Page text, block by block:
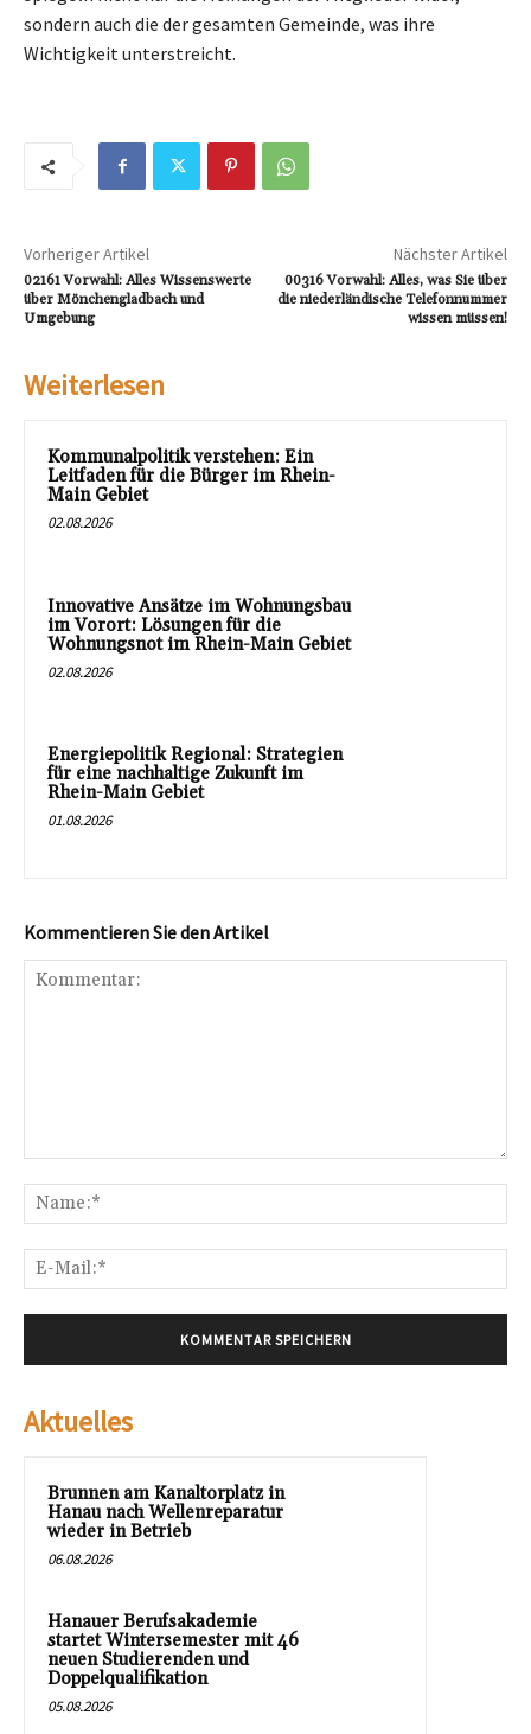
sondern auch die der gesamten Gemeinde, was ihre
Wichtigkeit unterstreicht.
Vorheriger Artikel
02161 Vorwahl: Alles Wissenswerte
über Mönchengladbach und
Umgebung
Nächster Artikel
00316 Vorwahl: Alles, was Sie über
die niederländische Telefonnummer
wissen müssen!
Weiterlesen
Kommunalpolitik verstehen: Ein
Leitfaden für die Bürger im Rhein-
Main Gebiet
02.08.2026
Innovative Ansätze im Wohnungsbau
im Vorort: Lösungen für die
Wohnungsnot im Rhein-Main Gebiet
02.08.2026
Energiepolitik Regional: Strategien
für eine nachhaltige Zukunft im
Rhein-Main Gebiet
01.08.2026
Kommentieren Sie den Artikel
Aktuelles
Brunnen am Kanaltorplatz in
Hanau nach Wellenreparatur
wieder in Betrieb
06.08.2026
Hanauer Berufsakademie
startet Wintersemester mit 46
neuen Studierenden und
Doppelqualifikation
05.08.2026